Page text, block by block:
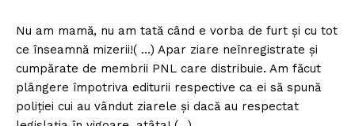
Nu am mamă, nu am tată când e vorba de furt şi cu tot
ce înseamnă mizerii!( …) Apar ziare neînregistrate şi
cumpărate de membrii PNL care distribuie. Am făcut
plângere împotriva editurii respective ca ei să spună
poliţiei cui au vândut ziarele şi dacă au respectat